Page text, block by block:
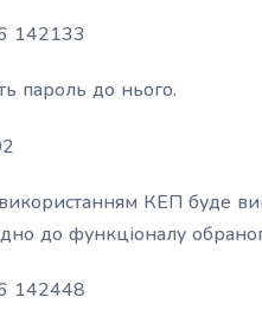
пароль до нього.
КЕП буде
до функціоналу